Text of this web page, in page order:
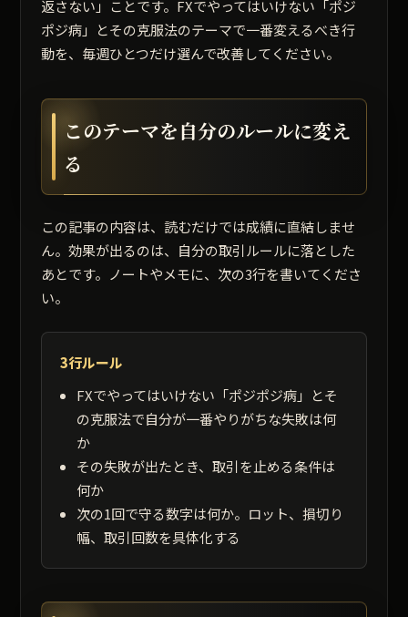
返さない」ことです。FXでやってはいけない「ポジ
ポジ病」とその克服法のテーマで一番変えるべき行
動を、毎週ひとつだけ選んで改善してください。
このテーマを自分のルールに変え
る
この記事の内容は、読むだけでは成績に直結しませ
ん。効果が出るのは、自分の取引ルールに落とした
あとです。ノートやメモに、次の3行を書いてくださ
い。
3行ルール
FXでやってはいけない「ポジポジ病」とそ
の克服法で自分が一番やりがちな失敗は何
か
その失敗が出たとき、取引を止める条件は
何か
次の1回で守る数字は何か。ロット、損切り
幅、取引回数を具体化する